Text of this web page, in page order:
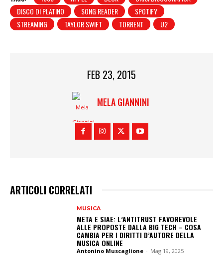
DISCO DI PLATINO
SONG READER
SPOTIFY
STREAMING
TAYLOR SWIFT TORRENT U2
FEB 23, 2015
MELA GIANNINI
ARTICOLI CORRELATI
MUSICA
META E SIAE: L’ANTITRUST FAVOREVOLE
ALLE PROPOSTE DALLA BIG TECH – COSA
CAMBIA PER I DIRITTI D’AUTORE DELLA
MUSICA ONLINE
Antonino Muscaglione - Mag 19, 2025